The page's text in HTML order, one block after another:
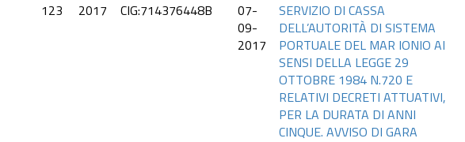
123 2017 CIG:714376448B
07-
09-
2017
SERVIZIO DI CASSA
DELL’AUTORITÀ DI SISTEMA
PORTUALE DEL MAR IONIO AI
SENSI DELLA LEGGE 29
OTTOBRE 1984 N.720 E
RELATIVI DECRETI ATTUATIVI,
PER LA DURATA DI ANNI
CINQUE. AVVISO DI GARA